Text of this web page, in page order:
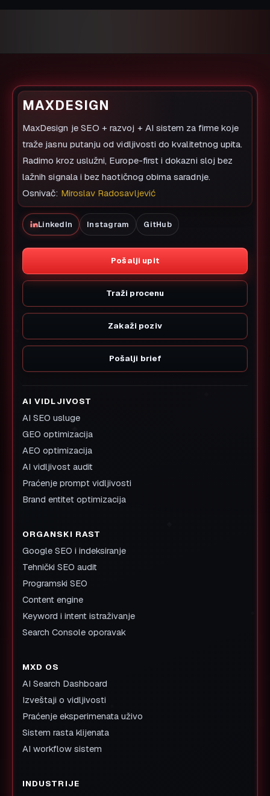
MAXDESIGN
MaxDesign je SEO + razvoj + AI sistem za firme koje
traže jasnu putanju od vidljivosti do kvalitetnog upita.
Radimo kroz uslužni, Europe-first i dokazni sloj bez
lažnih signala i bez haotičnog obima saradnje.
Osnivač: Miroslav Radosavljević
LinkedIn Instagram GitHub
Pošalji upit
Traži procenu
Zakaži poziv
Pošalji brief
AI VIDLJIVOST
AI SEO usluge
GEO optimizacija
AEO optimizacija
AI vidljivost audit
Praćenje prompt vidljivosti
Brand entitet optimizacija
ORGANSKI RAST
Google SEO i indeksiranje
Tehnički SEO audit
Programski SEO
Content engine
Keyword i intent istraživanje
Search Console oporavak
MXD OS
AI Search Dashboard
Izveštaji o vidljivosti
Praćenje eksperimenata uživo
Sistem rasta klijenata
AI workflow sistem
INDUSTRIJE